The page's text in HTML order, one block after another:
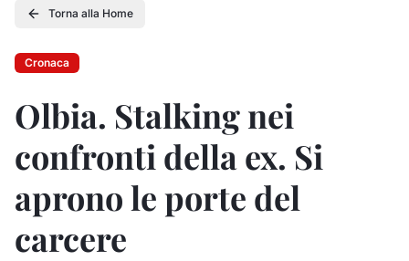
Torna alla Home
Cronaca
Olbia. Stalking nei
confronti della ex. Si
aprono le porte del
carcere